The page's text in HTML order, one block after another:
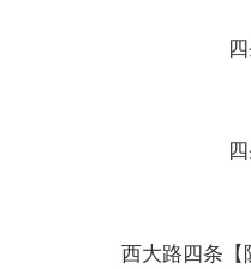
西大路四条【